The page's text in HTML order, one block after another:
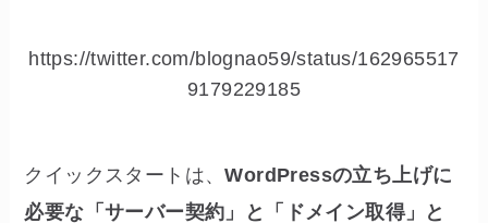
https://twitter.com/blognao59/status/162965517
9179229185
クイックスタートは、WordPressの立ち上げに
必要な「サーバー契約」と「ドメイン取得」と